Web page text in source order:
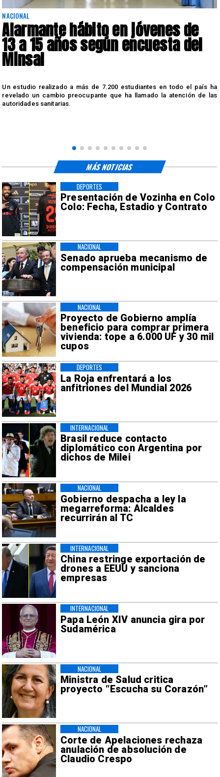
NACIONAL
Alarmante hábito en jóvenes de
13 a 15 años según encuesta del
Minsal
Un estudio realizado a más de 7.200 estudiantes en todo el país ha
revelado un cambio preocupante que ha llamado la atención de las
autoridades sanitarias.
Presentación de Vozinha en Colo
Colo: Fecha, Estadio y Contrato
DEPORTES
Senado aprueba mecanismo de
compensación municipal
NACIONAL
Proyecto de Gobierno amplía
beneficio para comprar primera
vivienda: tope a 6.000 UF y 30 mil
cupos
NACIONAL
La Roja enfrentará a los
anfitriones del Mundial 2026
DEPORTES
Brasil reduce contacto
diplomático con Argentina por
dichos de Milei
INTERNACIONAL
Gobierno despacha a ley la
megarreforma: Alcaldes
recurrirán al TC
NACIONAL
China restringe exportación de
drones a EEUU y sanciona
empresas
INTERNACIONAL
Papa León XIV anuncia gira por
Sudamérica
INTERNACIONAL
Ministra de Salud critica
proyecto “Escucha su Corazón”
NACIONAL
Corte de Apelaciones rechaza
anulación de absolución de
Claudio Crespo
NACIONAL
MÁS NOTICIAS